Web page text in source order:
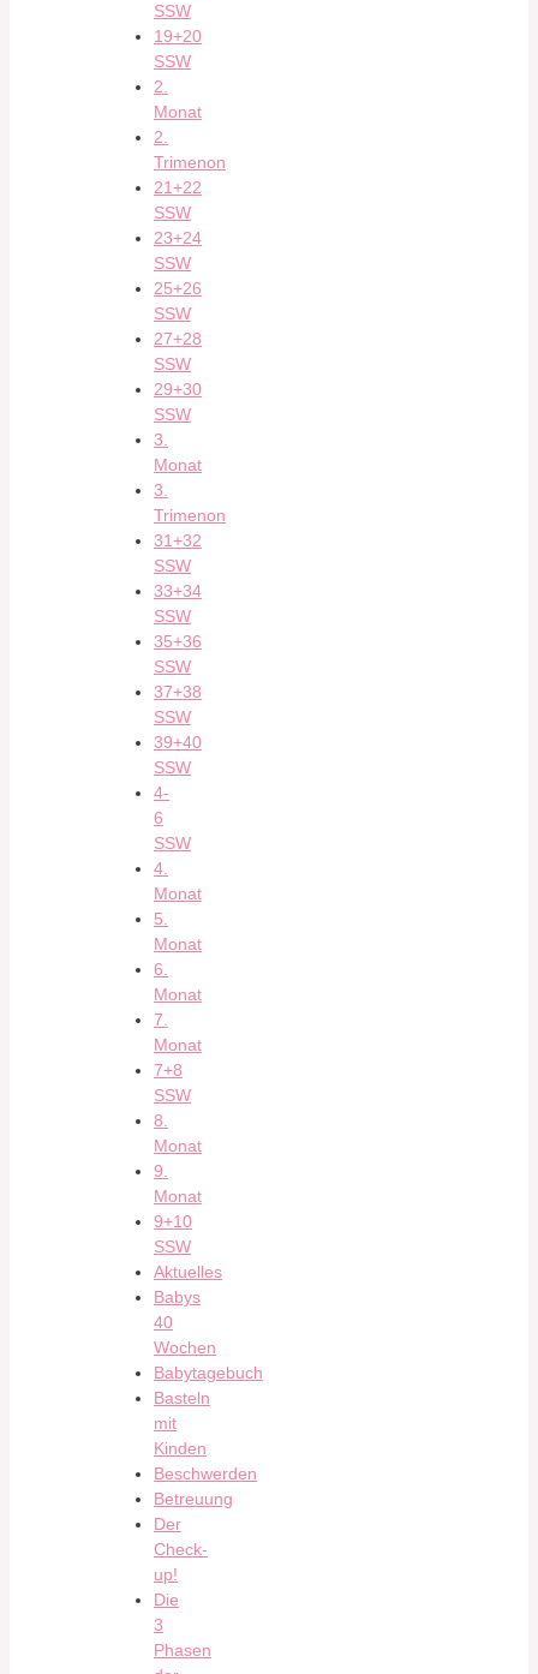
SSW
19+20
SSW
2.
Monat
2.
Trimenon
21+22
SSW
23+24
SSW
25+26
SSW
27+28
SSW
29+30
SSW
3.
Monat
3.
Trimenon
31+32
SSW
33+34
SSW
35+36
SSW
37+38
SSW
39+40
SSW
4-
6
SSW
4.
Monat
5.
Monat
6.
Monat
7.
Monat
7+8
SSW
8.
Monat
9.
Monat
9+10
SSW
Aktuelles
Babys
40
Wochen
Babytagebuch
Basteln
mit
Kinden
Beschwerden
Betreuung
Der
Check-
up!
Die
3
Phasen